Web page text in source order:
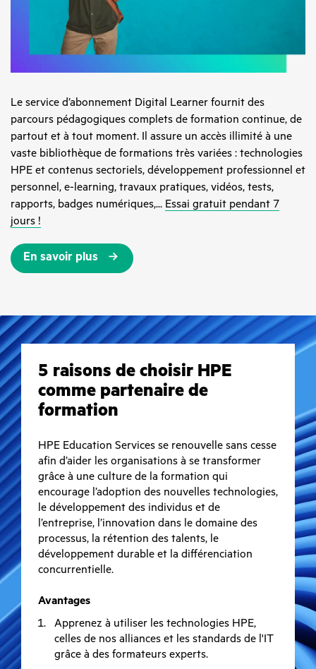
Le service d’abonnement Digital Learner fournit des
parcours pédagogiques complets de formation continue, de
partout et à tout moment. Il assure un accès illimité à une
vaste bibliothèque de formations très variées : technologies
HPE et contenus sectoriels, développement professionnel et
personnel, e-learning, travaux pratiques, vidéos, tests,
rapports, badges numériques,... Essai gratuit pendant 7
jours !
En savoir plus
5 raisons de choisir HPE
comme partenaire de
formation
HPE Education Services se renouvelle sans cesse
afin d’aider les organisations à se transformer
grâce à une culture de la formation qui
encourage l’adoption des nouvelles technologies,
le développement des individus et de
l’entreprise, l’innovation dans le domaine des
processus, la rétention des talents, le
développement durable et la différenciation
concurrentielle.
Avantages
Apprenez à utiliser les technologies HPE,
celles de nos alliances et les standards de l'IT
grâce à des formateurs experts.